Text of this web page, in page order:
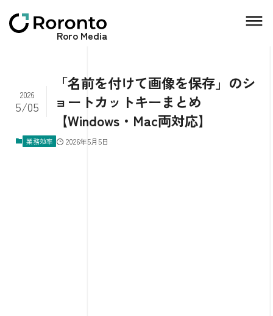
Roro Media
「名前を付けて画像を保存」のシ
ョートカットキーまとめ
【Windows・Mac両対応】
2026
5/05
業務効率 2026年5月5日